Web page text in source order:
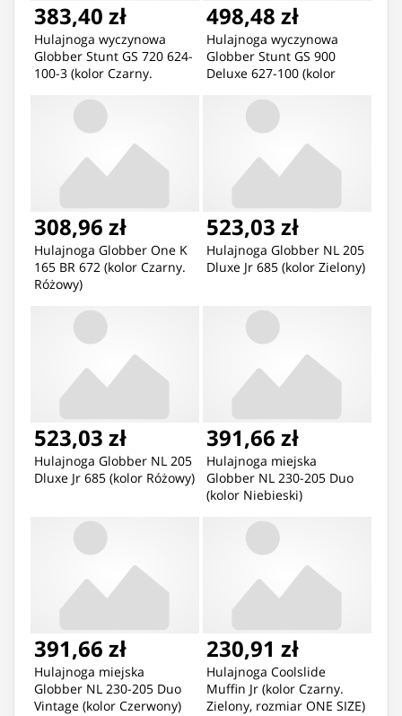
383,40 zł
Hulajnoga wyczynowa
Globber Stunt GS 720 624-
100-3 (kolor Czarny.
498,48 zł
Hulajnoga wyczynowa
Globber Stunt GS 900
Deluxe 627-100 (kolor
Szary/Srebrny)
308,96 zł
Hulajnoga Globber One K
165 BR 672 (kolor Czarny.
Różowy)
523,03 zł
Hulajnoga Globber NL 205
Dluxe Jr 685 (kolor Zielony)
523,03 zł
Hulajnoga Globber NL 205
Dluxe Jr 685 (kolor Różowy)
391,66 zł
Hulajnoga miejska
Globber NL 230-205 Duo
(kolor Niebieski)
391,66 zł
Hulajnoga miejska
Globber NL 230-205 Duo
Vintage (kolor Czerwony)
230,91 zł
Hulajnoga Coolslide
Muffin Jr (kolor Czarny.
Zielony, rozmiar ONE SIZE)